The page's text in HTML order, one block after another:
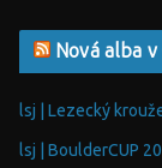
Nová alba
lsj | Lezecký
lsj | BoulderCUP